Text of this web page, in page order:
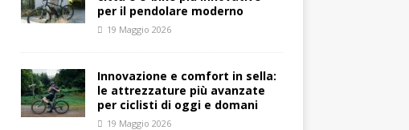
per il pendolare moderno
19 Maggio 2026
Innovazione e comfort in sella:
le attrezzature più avanzate
per ciclisti di oggi e domani
19 Maggio 2026